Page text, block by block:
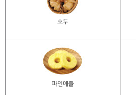
호두
파인애플